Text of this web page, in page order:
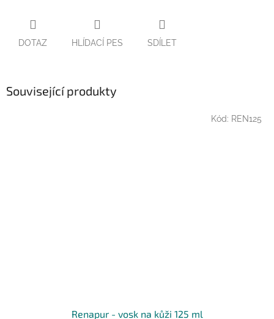
DOTAZ HLÍDACÍ PES SDÍLET
Související produkty
Renapur - vosk na kůži 125 ml
Kód: REN125